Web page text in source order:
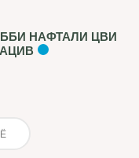
НАФТАЛИ ЦВИ